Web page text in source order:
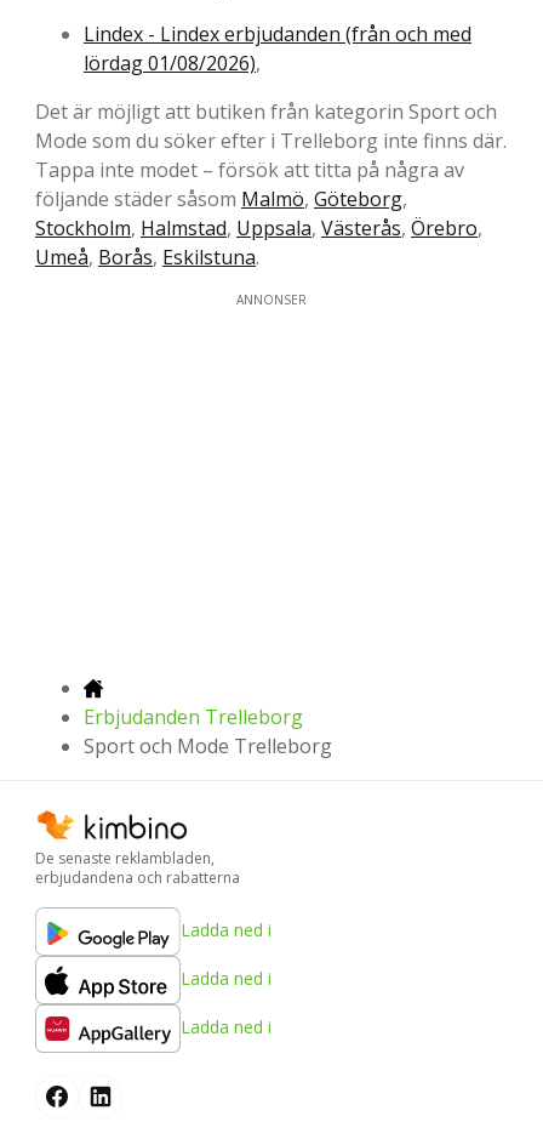
Lindex - Lindex erbjudanden (från och med
lördag 01/08/2026),
Det är möjligt att butiken från kategorin Sport och
Mode som du söker efter i Trelleborg inte finns där.
Tappa inte modet – försök att titta på några av
följande städer såsom Malmö, Göteborg,
Stockholm, Halmstad, Uppsala, Västerås, Örebro,
Umeå, Borås, Eskilstuna.
ANNONSER
Erbjudanden Trelleborg
Sport och Mode Trelleborg
De senaste reklambladen,
erbjudandena och rabatterna
Ladda ned i
Ladda ned i
Ladda ned i